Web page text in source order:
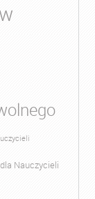
Nauczycieli